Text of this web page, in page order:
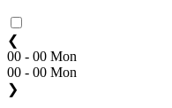
❮
00 - 00 Mon
00 - 00 Mon
❯